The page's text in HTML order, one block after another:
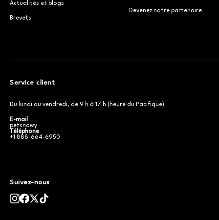
Actualités et blogs
Brevets
Devenez notre partenaire
Service client
Du lundi au vendredi, de 9 h à 17 h (heure du Pacifique)
E-mail
petsnowy
Téléphone
+1 888-664-6950
Suivez-nous